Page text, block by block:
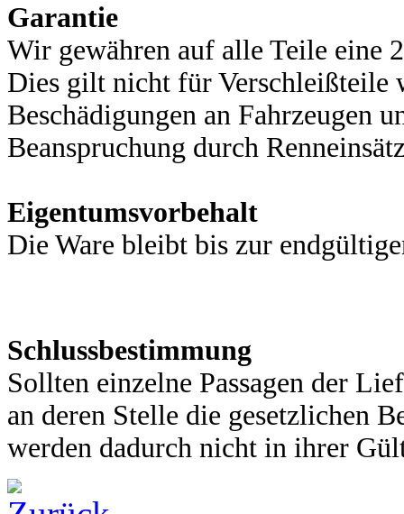
Garantie
Wir gewähren auf alle Teile eine
Dies gilt nicht für Verschleißteile
Beschädigungen an Fahrzeugen
Beanspruchung durch
Eigentumsvorbehalt
Die Ware bleibt bis zur
Schlussbestimmung
Sollten einzelne Passagen der
an deren Stelle die gesetzlichen
werden dadurch nicht in ihrer